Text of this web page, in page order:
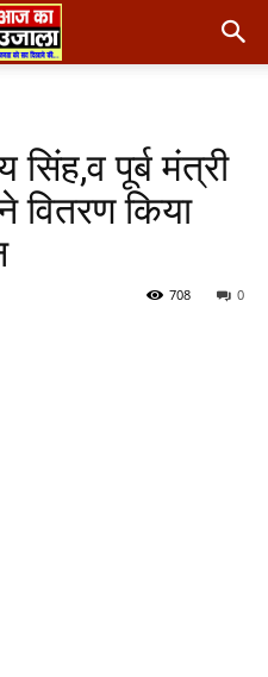
पूर्ब मंत्री
वितरण किया
0
708